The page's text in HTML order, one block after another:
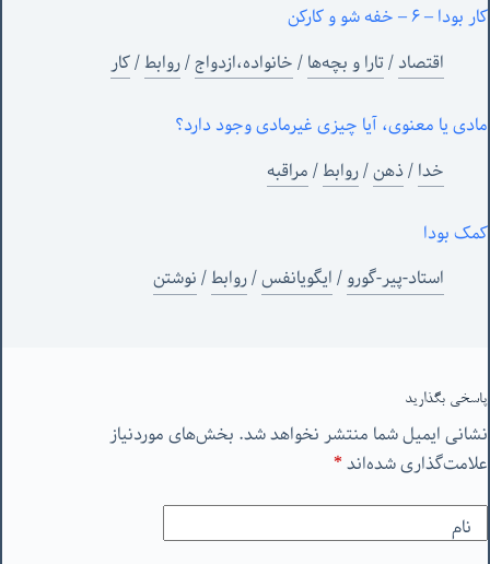
کار بودا – ۶ – خفه شو و کارکن
اقتصاد/تارا و بچه‌ها/خانواده،ازدواج/روابط/کار
مادی یا معنوی، آیا چیزی غیرمادی وجود دارد؟
خدا/ذهن/روابط/مراقبه
کمک بودا
استاد-پیر-گورو/ایگویانفس/روابط/نوشتن
پاسخی بگذارید
نشانی ایمیل شما منتشر نخواهد شد. بخش‌های موردنیاز
علامت‌گذاری شده‌اند*
نام